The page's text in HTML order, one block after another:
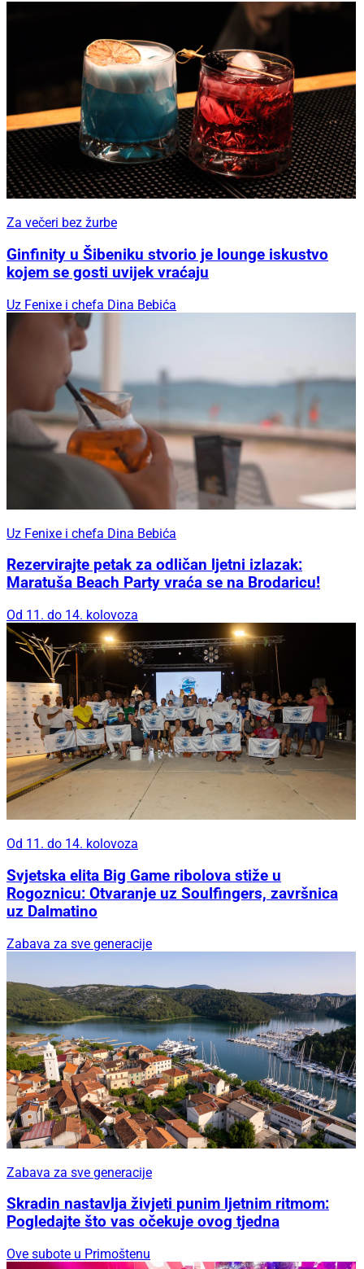
Za večeri bez žurbe
Ginfinity u Šibeniku stvorio je lounge iskustvo
kojem se gosti uvijek vraćaju
Uz Fenixe i chefa Dina Bebića
Uz Fenixe i chefa Dina Bebića
Rezervirajte petak za odličan ljetni izlazak:
Maratuša Beach Party vraća se na Brodaricu!
Od 11. do 14. kolovoza
Od 11. do 14. kolovoza
Svjetska elita Big Game ribolova stiže u
Rogoznicu: Otvaranje uz Soulfingers, završnica
uz Dalmatino
Zabava za sve generacije
Zabava za sve generacije
Skradin nastavlja živjeti punim ljetnim ritmom:
Pogledajte što vas očekuje ovog tjedna
Ove subote u Primoštenu